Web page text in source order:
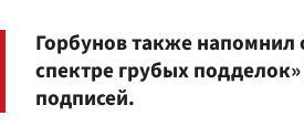
Горбунов также
спектре грубых
подписей.